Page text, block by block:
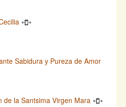
Sabidura y Pureza de Amor
de la Santsima Virgen Mara